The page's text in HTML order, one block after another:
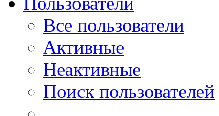
Все пользователи
Активные
Неактивные
Поиск пользователей